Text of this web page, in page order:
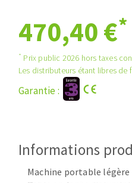
Plateaux supports
Meules d'ébarbage
Disques à lamelles
Roues à lamelles
Meules sur tige
470,40 €*
* Prix public 2026 hors taxes
Les distributeurs étant libres de
Garantie :
Informations
Machine portable légère